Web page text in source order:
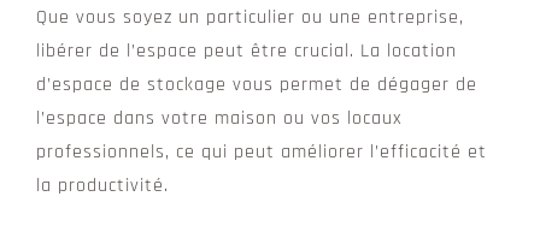
Que vous soyez un particulier ou une entreprise,
libérer de l’espace peut être crucial. La location
d’espace de stockage vous permet de dégager de
l’espace dans votre maison ou vos locaux
professionnels, ce qui peut améliorer l’efficacité et
la productivité.